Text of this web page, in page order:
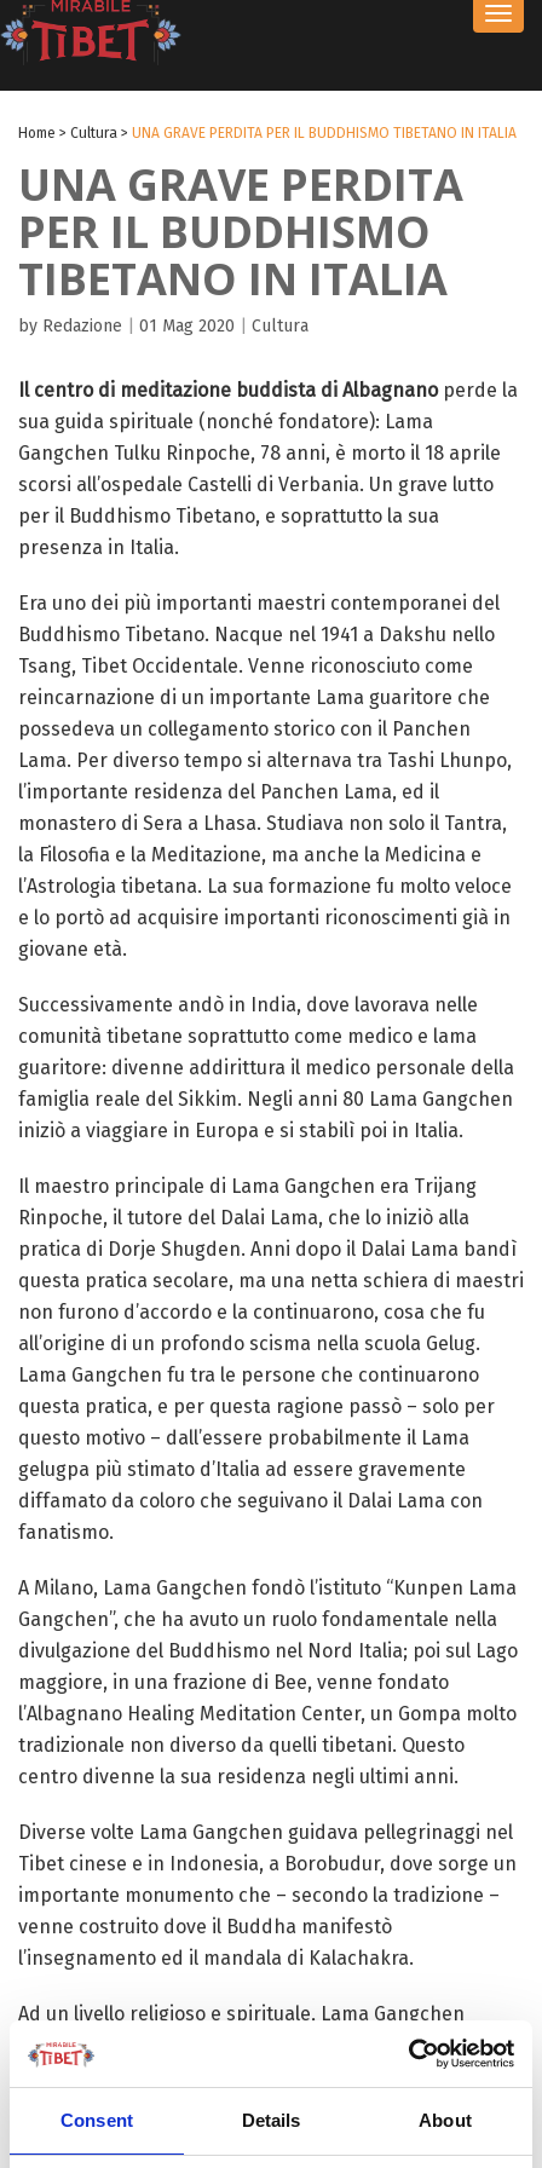
Consent Details About
Home > Cultura > UNA GRAVE PERDITA PER IL BUDDHISMO TIBETANO IN ITALIA
UNA GRAVE PERDITA
PER IL BUDDHISMO
TIBETANO IN ITALIA
by Redazione 01 Mag 2020 Cultura
Il centro di meditazione buddista di Albagnano perde la
sua guida spirituale (nonché fondatore): Lama
Gangchen Tulku Rinpoche, 78 anni, è morto il 18 aprile
scorsi all’ospedale Castelli di Verbania. Un grave lutto
per il Buddhismo Tibetano, e soprattutto la sua
presenza in Italia.
Era uno dei più importanti maestri contemporanei del
Buddhismo Tibetano. Nacque nel 1941 a Dakshu nello
Tsang, Tibet Occidentale. Venne riconosciuto come
reincarnazione di un importante Lama guaritore che
possedeva un collegamento storico con il Panchen
Lama. Per diverso tempo si alternava tra Tashi Lhunpo,
l’importante residenza del Panchen Lama, ed il
monastero di Sera a Lhasa. Studiava non solo il Tantra,
la Filosofia e la Meditazione, ma anche la Medicina e
l’Astrologia tibetana. La sua formazione fu molto veloce
e lo portò ad acquisire importanti riconoscimenti già in
giovane età.
Successivamente andò in India, dove lavorava nelle
comunità tibetane soprattutto come medico e lama
guaritore: divenne addirittura il medico personale della
famiglia reale del Sikkim. Negli anni 80 Lama Gangchen
iniziò a viaggiare in Europa e si stabilì poi in Italia.
Il maestro principale di Lama Gangchen era Trijang
Rinpoche, il tutore del Dalai Lama, che lo iniziò alla
pratica di Dorje Shugden. Anni dopo il Dalai Lama bandì
questa pratica secolare, ma una netta schiera di maestri
non furono d’accordo e la continuarono, cosa che fu
all’origine di un profondo scisma nella scuola Gelug.
Lama Gangchen fu tra le persone che continuarono
questa pratica, e per questa ragione passò – solo per
questo motivo – dall’essere probabilmente il Lama
gelugpa più stimato d’Italia ad essere gravemente
diffamato da coloro che seguivano il Dalai Lama con
fanatismo.
A Milano, Lama Gangchen fondò l’istituto “Kunpen Lama
Gangchen”, che ha avuto un ruolo fondamentale nella
divulgazione del Buddhismo nel Nord Italia; poi sul Lago
maggiore, in una frazione di Bee, venne fondato
l’Albagnano Healing Meditation Center, un Gompa molto
tradizionale non diverso da quelli tibetani. Questo
centro divenne la sua residenza negli ultimi anni.
Diverse volte Lama Gangchen guidava pellegrinaggi nel
Tibet cinese e in Indonesia, a Borobudur, dove sorge un
importante monumento che – secondo la tradizione –
venne costruito dove il Buddha manifestò
l’insegnamento ed il mandala di Kalachakra.
Ad un livello religioso e spirituale, Lama Gangchen
trasmetteva nella sua completezza tutto il Tantra della
scuola Gelugpa e la Mahamudra secondo l’orientamento
del monastero di Gaden. E tutto questo grande